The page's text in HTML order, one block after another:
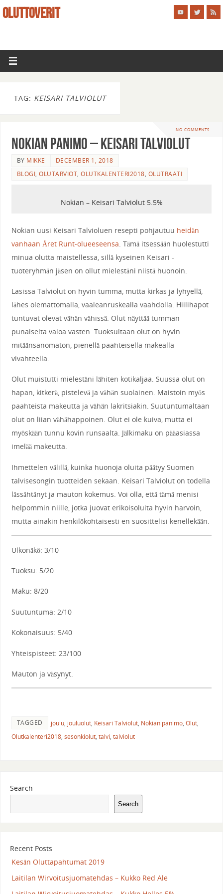
OLUTTOVERIT
TAG: KEISARI TALVIOLUT
NO COMMENTS
Nokian Panimo – Keisari Talviolut
BY MIKKE
DECEMBER 1, 2018
BLOGI,OLUTARVIOT,OLUTKALENTERI2018, OLUTRAATI
Nokian – Keisari Talviolut 5.5%
Nokian uusi Keisari Talvioluen resepti pohjautuu heidän
vanhaan Året Runt-olueeseensa . Tämä itsessään huolestutti
minua olutta maistellessa, sillä kyseinen Keisari -
tuoteryhmän jäsen on ollut mielestäni niistä huonoin.
Lasissa Talviolut on hyvin tumma, mutta kirkas ja lyhyellä,
lähes olemattomalla, vaaleanruskealla vaahdolla. Hiilihapot
tuntuvat olevat vähän vähissä. Olut näyttää tumman
punaiselta valoa vasten. Tuoksultaan olut on hyvin
mitäänsanomaton, pienellä paahteisella makealla
vivahteella.
Olut muistutti mielestäni lähiten kotikaljaa. Suussa olut on
hapan, kitkerä, pistelevä ja vähän suolainen. Maistoin myös
paahteista makeutta ja vähän lakritsiakin. Suutuntumaltaan
olut on liian vähähappoinen. Olut ei ole kuiva, mutta ei
myöskään tunnu kovin runsaalta. Jälkimaku on pääasiassa
imelää makeutta.
Ihmettelen välillä, kuinka huonoja oluita päätyy Suomen
talvisesongin tuotteiden sekaan. Keisari Talviolut on todella
lässähtänyt ja mauton kokemus. Voi olla, että tämä menisi
helpommin niille, jotka juovat erikoisoluita hyvin harvoin,
mutta ainakin henkilökohtaisesti en suosittelisi kenellekään.
Ulkonäkö: 3/10
Tuoksu: 5/20
Maku: 8/20
Suutuntuma: 2/10
Kokonaisuus: 5/40
Yhteispisteet: 23/100
Mauton ja väsynyt.
TAGGED joulu, jouluolut, Keisari Talviolut, Nokian panimo, Olut,
Olutkalenteri2018, sesonkiolut, talvi, talviolut
Search
Search
Recent Posts
Kesän Oluttapahtumat 2019
Laitilan Wirvoitusjuomatehdas – Kukko Red Ale